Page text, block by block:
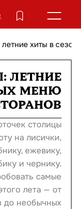
хиты в
ЛЕТНИЕ
МЕНЮ
столицы
на лисички,
ежевику,
и чернику.
самые
лета — от
до необычных